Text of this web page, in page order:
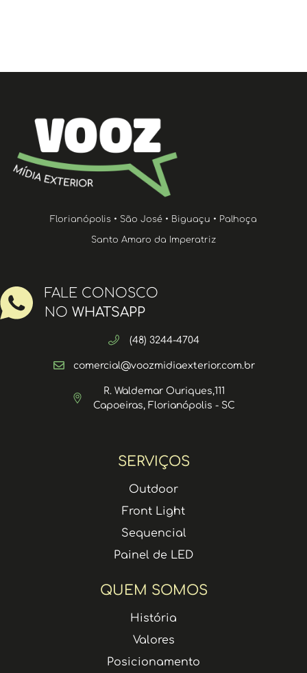
SERVIÇOS
Outdoor
Front Light
Sequencial
Painel de LED
QUEM SOMOS
História
Valores
Posicionamento
Florianópolis • São José • Biguaçu • Palhoça
Santo Amaro da Imperatriz
FALE CONOSCO
NO WHATSAPP
(48) 3244-4704
comercial@voozmidiaexterior.com.br
R. Waldemar Ouriques,111
Capoeiras, Florianópolis - SC